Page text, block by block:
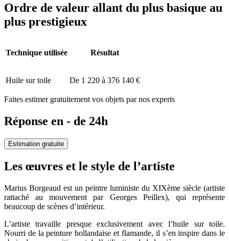
Ordre de valeur allant du plus basique au
plus prestigieux
Technique utilisée Résultat
Huile sur toile De 1 220 à 376 140 €
Faites estimer gratuitement vos objets par nos experts
Réponse en - de 24h
Estimation gratuite
Les œuvres et le style de l’artiste
Marius Borgeaud est un peintre luministe du XIXème siècle (artiste
rattaché au mouvement par Georges Peillex), qui représente
beaucoup de scènes d’intérieur.
L’artiste travaille presque exclusivement avec l’huile sur toile.
Nourri de la peinture hollandaise et flamande, il s’en inspire dans le